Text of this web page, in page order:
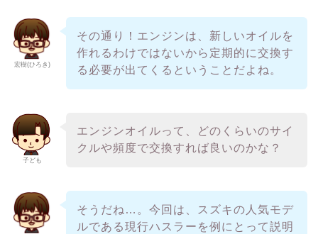
宏樹(ひろき)
その通り！エンジンは、新しいオイルを
作れるわけではないから定期的に交換す
る必要が出てくるということだよね。
子ども
エンジンオイルって、どのくらいのサイ
クルや頻度で交換すれば良いのかな？
そうだね…。今回は、スズキの人気モデ
ルである現行ハスラーを例にとって説明